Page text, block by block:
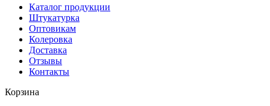
Каталог продукции
Штукатурка
Оптовикам
Колеровка
Доставка
Отзывы
Контакты
Корзина